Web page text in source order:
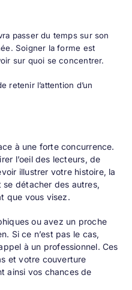
passer du temps sur son
Soigner la forme est
sur quoi se concentrer.
retenir l’attention d’un
à une forte concurrence.
l’oeil des lecteurs, de
illustrer votre histoire, la
détacher des autres,
que vous visez.
ou avez un proche
Si ce n’est pas le cas,
à un professionnel. Ces
et votre couverture
ainsi vos chances de